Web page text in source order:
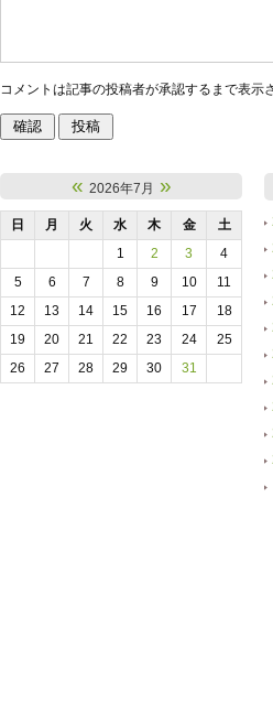
コメントは記事の投稿者が承認するまで表示
« 2026年7月 »
日 月 火 水 木 金
土
1
2 3
4
5
6 7 8 9 10
11
12
13 14 15 16 17
18
19
20 21 22 23 24
25
26
27 28 29 30 31